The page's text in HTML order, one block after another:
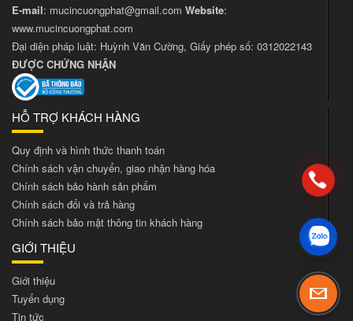
E-mail: mucincuongphat@gmail.com Website:
www.mucincuongphat.com
Đại diện pháp luật: Huỳnh Văn Cường, Giấy phép số: 0312022143
ĐƯỢC CHỨNG NHẬN
HỖ TRỢ KHÁCH HÀNG
Quy định và hình thức thanh toán
Chính sách vận chuyển, giao nhận hàng hóa
Chính sách bảo hành sản phẩm
Chính sách đổi và trả hàng
Chính sách bảo mật thông tin khách hàng
GIỚI THIỆU
Giới thiệu
Tuyển dụng
Tin tức